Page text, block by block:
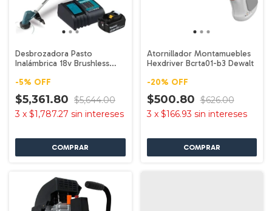
Desbrozadora Pasto
Inalámbrica 18v Brushless
-5% OFF
$5,361.80 $5,644.00
3 x $1,787.27 sin intereses
Atornillador Montamuebles
Hexdriver Bcrta01-b3 Dewalt
-20% OFF
$500.80 $626.00
3 x $166.93 sin intereses